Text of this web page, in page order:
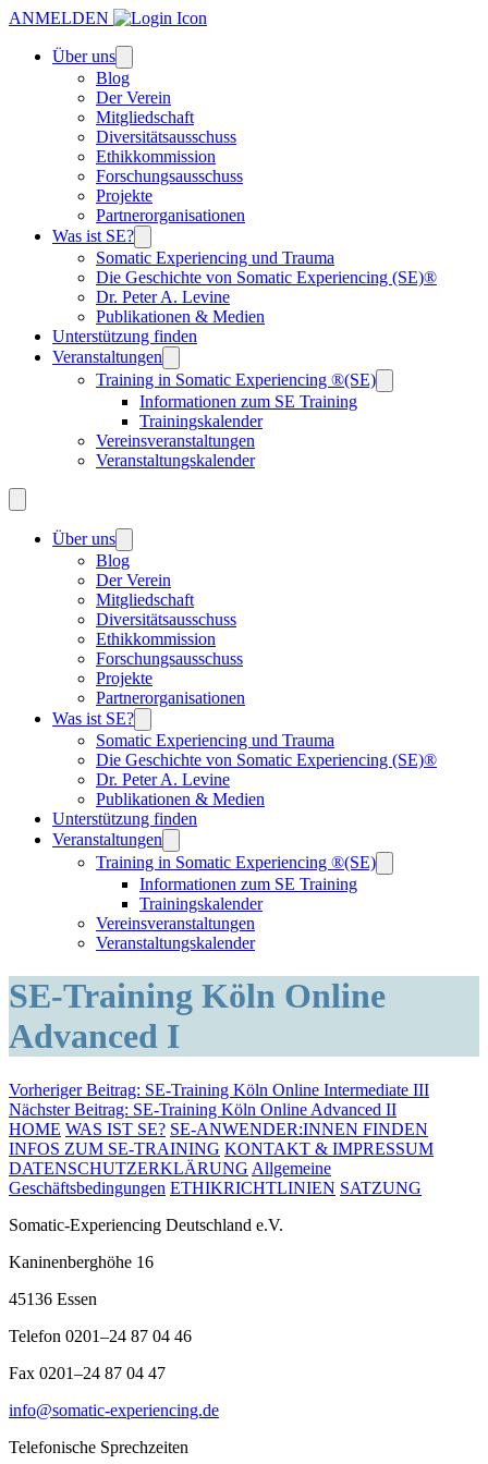
ANMELDEN
Über uns
Blog
Der Verein
Mitgliedschaft
Diversitätsausschuss
Ethikkommission
Forschungsausschuss
Projekte
Partnerorganisationen
Was ist SE?
Somatic Experiencing und Trauma
Die Geschichte von Somatic Experiencing (SE)®
Dr. Peter A. Levine
Publikationen & Medien
Unterstützung finden
Veranstaltungen
Training in Somatic Experiencing ®(SE)
Informationen zum SE Training
Trainingskalender
Vereinsveranstaltungen
Veranstaltungskalender
Über uns
Blog
Der Verein
Mitgliedschaft
Diversitätsausschuss
Ethikkommission
Forschungsausschuss
Projekte
Partnerorganisationen
Was ist SE?
Somatic Experiencing und Trauma
Die Geschichte von Somatic Experiencing (SE)®
Dr. Peter A. Levine
Publikationen & Medien
Unterstützung finden
Veranstaltungen
Training in Somatic Experiencing ®(SE)
Informationen zum SE Training
Trainingskalender
Vereinsveranstaltungen
Veranstaltungskalender
SE-Training Köln Online
Advanced I
Beitragsnavigation
Vorheriger Beitrag: SE-Training Köln Online Intermediate III
Nächster Beitrag: SE-Training Köln Online Advanced II
HOME WAS IST SE? SE-ANWENDER:INNEN FINDEN
INFOS ZUM SE-TRAINING KONTAKT & IMPRESSUM
DATENSCHUTZERKLÄRUNG Allgemeine
Geschäftsbedingungen ETHIKRICHTLINIEN SATZUNG
Somatic-Experiencing Deutschland e.V.
Kaninenberghöhe 16
45136 Essen
Telefon 0201–24 87 04 46
Fax 0201–24 87 04 47
info@somatic-experiencing.de
Telefonische Sprechzeiten